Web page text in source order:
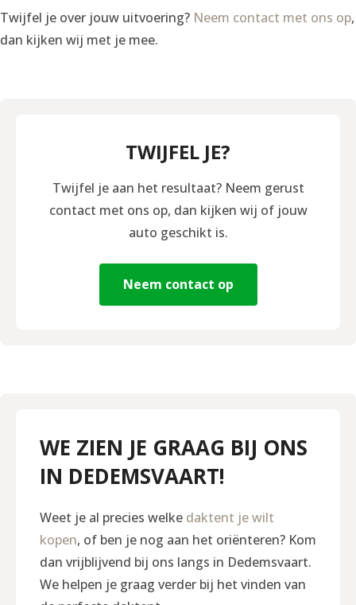
Twijfel je over jouw uitvoering? Neem contact met ons op,
dan kijken wij met je mee.
TWIJFEL JE?
Twijfel je aan het resultaat? Neem gerust
contact met ons op, dan kijken wij of jouw
auto geschikt is.
Neem contact op
WE ZIEN JE GRAAG BIJ ONS
IN DEDEMSVAART!
Weet je al precies welke daktent je wilt
kopen, of ben je nog aan het oriënteren? Kom
dan vrijblijvend bij ons langs in Dedemsvaart.
We helpen je graag verder bij het vinden van